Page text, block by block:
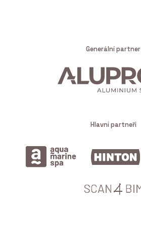
Generální partner
Hlavní partneři